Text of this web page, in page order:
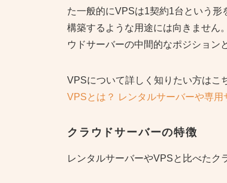
た一般的にVPSは1契約1台という
構築するような用途には向きません
ウドサーバーの中間的なポジション
VPSについて詳しく知りたい方はこ
VPSとは？ レンタルサーバーや専
クラウドサーバーの特徴
レンタルサーバーやVPSと比べたク